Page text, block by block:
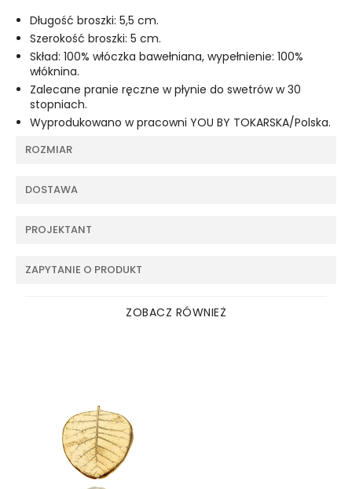
Długość broszki: 5,5 cm.
Szerokość broszki: 5 cm.
Skład: 100% włóczka bawełniana, wypełnienie: 100%
włóknina.
Zalecane pranie ręczne w płynie do swetrów w 30
stopniach.
Wyprodukowano w pracowni YOU BY TOKARSKA/Polska.
ROZMIAR
DOSTAWA
PROJEKTANT
ZAPYTANIE O PRODUKT
ZOBACZ RÓWNIEŻ